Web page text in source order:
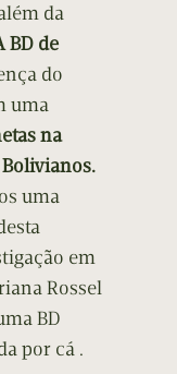
da
BD de
do
uma
na
Bolivianos.
uma
em
Rossel
BD
por cá .